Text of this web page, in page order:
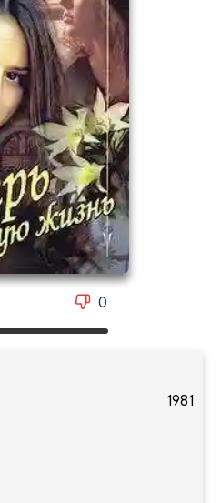
0
1981